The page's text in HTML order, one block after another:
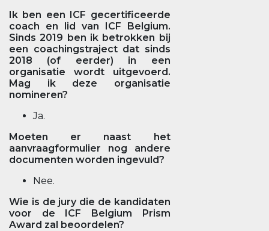
Ik ben een ICF gecertificeerde
coach en lid van ICF Belgium.
Sinds 2019 ben ik betrokken bij
een coachingstraject dat sinds
2018 (of eerder) in een
organisatie wordt uitgevoerd.
Mag ik deze organisatie
nomineren?
Ja.
Moeten er naast het
aanvraagformulier nog andere
documenten worden ingevuld?
Nee.
Wie is de jury die de kandidaten
voor de ICF Belgium Prism
Award zal beoordelen?